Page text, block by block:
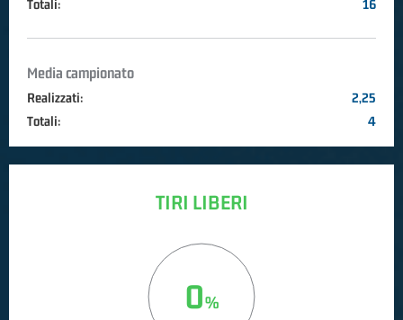
Totali: 16
Media campionato
Realizzati:
2,25
Totali:
4
TIRI LIBERI
0